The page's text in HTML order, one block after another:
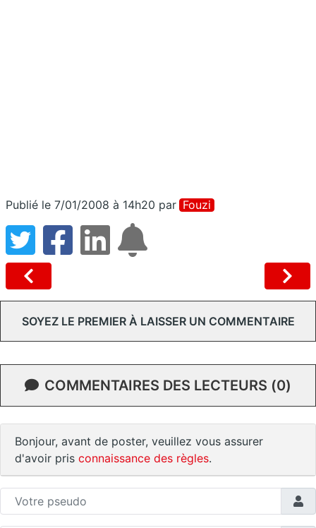
Publié le 7/01/2008 à 14h20 par Fouzi
SOYEZ LE PREMIER À LAISSER UN COMMENTAIRE
COMMENTAIRES DES LECTEURS (0)
Bonjour, avant de poster, veuillez vous assurer
d'avoir pris connaissance des règles.